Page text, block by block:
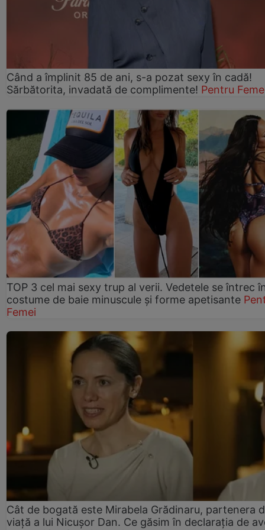
Când a împlinit 85 de ani, s-a pozat sexy în cadă!
Sărbătorita, invadată de complimente! Pentru
TOP 3 cel mai sexy trup al verii. Vedetele se întrec
costume de baie minuscule și forme apetisante
Femei
Cât de bogată este Mirabela Grădinaru, partenera
viață a lui Nicușor Dan. Ce găsim în declarația de